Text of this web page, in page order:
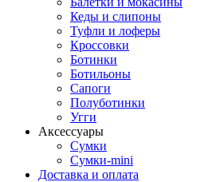
Кеды и слипоны
Туфли и лоферы
Кроссовки
Ботинки
Ботильоны
Сапоги
Полуботинки
Угги
Аксессуары
Сумки
Сумки-mini
Доставка и оплата